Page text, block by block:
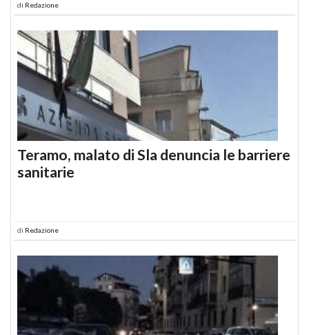
di Redazione
Teramo, malato di Sla denuncia le barriere
sanitarie
di Redazione